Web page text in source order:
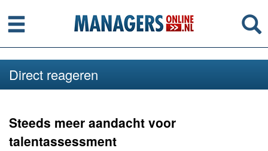
Menu
Direct reageren
Steeds meer aandacht voor
talentassessment